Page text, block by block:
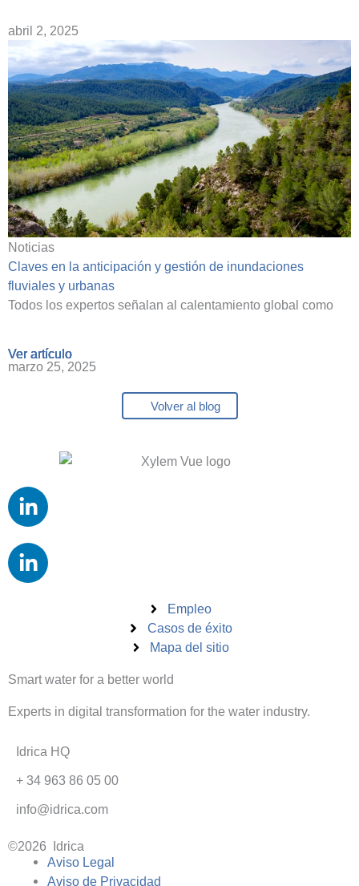
Ver artículo
Ver artículo
Ver artículo
abril 2, 2025
Noticias
Claves en la anticipación y gestión de inundaciones
fluviales y urbanas
Todos los expertos señalan al calentamiento global como
Ver artículo
marzo 25, 2025
Volver al blog
L
i
k
e
i
L
i
i
-
n
Empleo
Casos de éxito
Mapa del sitio
Smart water for a better world
Experts in digital transformation for the water industry.
Idrica HQ
+ 34 963 86 05 00
info@idrica.com
©2026 Idrica
Aviso Legal
Aviso de Privacidad